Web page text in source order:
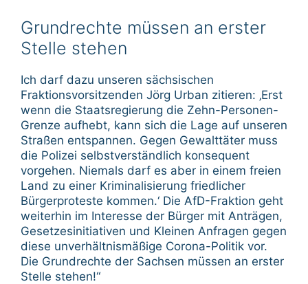
Grundrechte müssen an erster
Stelle stehen
Ich darf dazu unseren sächsischen
Fraktionsvorsitzenden Jörg Urban zitieren: ‚Erst
wenn die Staatsregierung die Zehn-Personen-
Grenze aufhebt, kann sich die Lage auf unseren
Straßen entspannen. Gegen Gewalttäter muss
die Polizei selbstverständlich konsequent
vorgehen. Niemals darf es aber in einem freien
Land zu einer Kriminalisierung friedlicher
Bürgerproteste kommen.‘ Die AfD-Fraktion geht
weiterhin im Interesse der Bürger mit Anträgen,
Gesetzesinitiativen und Kleinen Anfragen gegen
diese unverhältnismäßige Corona-Politik vor.
Die Grundrechte der Sachsen müssen an erster
Stelle stehen!“